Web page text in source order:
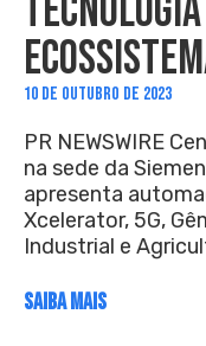
10 DE OUTUBRO DE 2023
PR NEWSWIRE
na sede da
apresenta
Xcelerator, 5G,
Industrial e
SAIBA MAIS